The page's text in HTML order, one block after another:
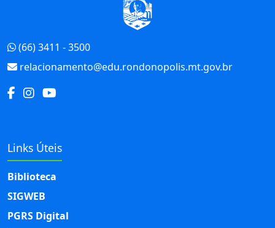
(66) 3411 - 3500
relacionamento@edu.rondonopolis.mt.gov.br
Links Úteis
Biblioteca
SIGWEB
PGRS Digital